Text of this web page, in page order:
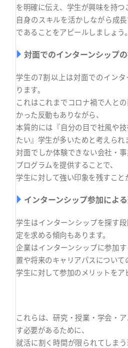
を明確に伝え、学生が興味を持つ
自身のスキルを活かしながら成
であることをアピールしましょう。
対面でのインターンシップ
学生の7割以上は対面でのイン
ります。
これはこれまでコロナ禍で人と
かった反動もありながら、
本質的には『自分の目で社風や
たい』学生が多いためと考えられ
対面でしか体験できない会社・
プログラムを提供することで、
学生に対して強い印象を残すこと
インターンシップ参加によ
学生はインターンシップを探す
定を求める傾向もあります。
企業はインターンシップに参加
置や将来のキャリアパスについて
学生に対して参加のメリットをア
これらは、研究・授業・学会・
す必要があるために、
就活に割く時間が限られてしま